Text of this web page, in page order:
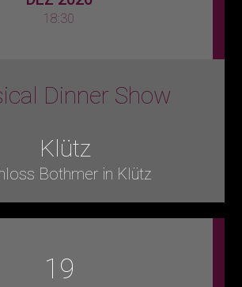
18:30
Dinner Show
Klütz
Bothmer in Klütz
19